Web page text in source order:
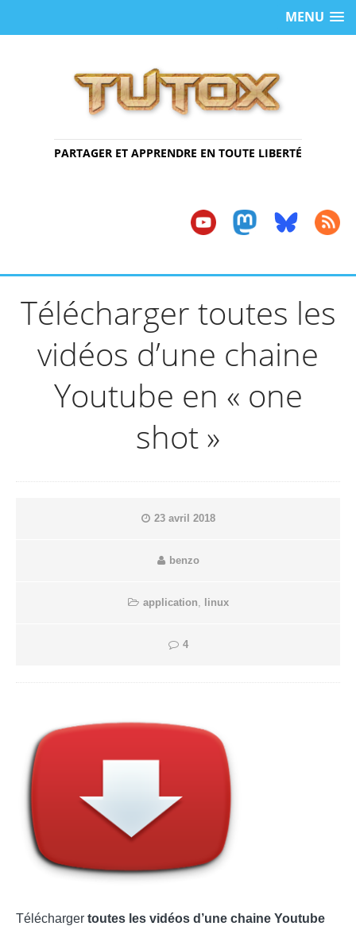
MENU
PARTAGER ET APPRENDRE EN TOUTE LIBERTÉ
Télécharger toutes les
vidéos d’une chaine
Youtube en « one
shot »
23 avril 2018
benzo
application linux
4
Télécharger toutes les vidéos d’une chaine Youtube